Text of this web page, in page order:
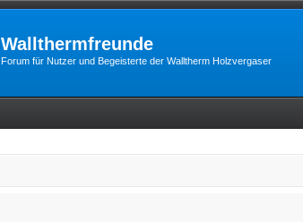
Wallthermfreunde
Forum für Nutzer und Begeisterte der Walltherm Holzvergaser